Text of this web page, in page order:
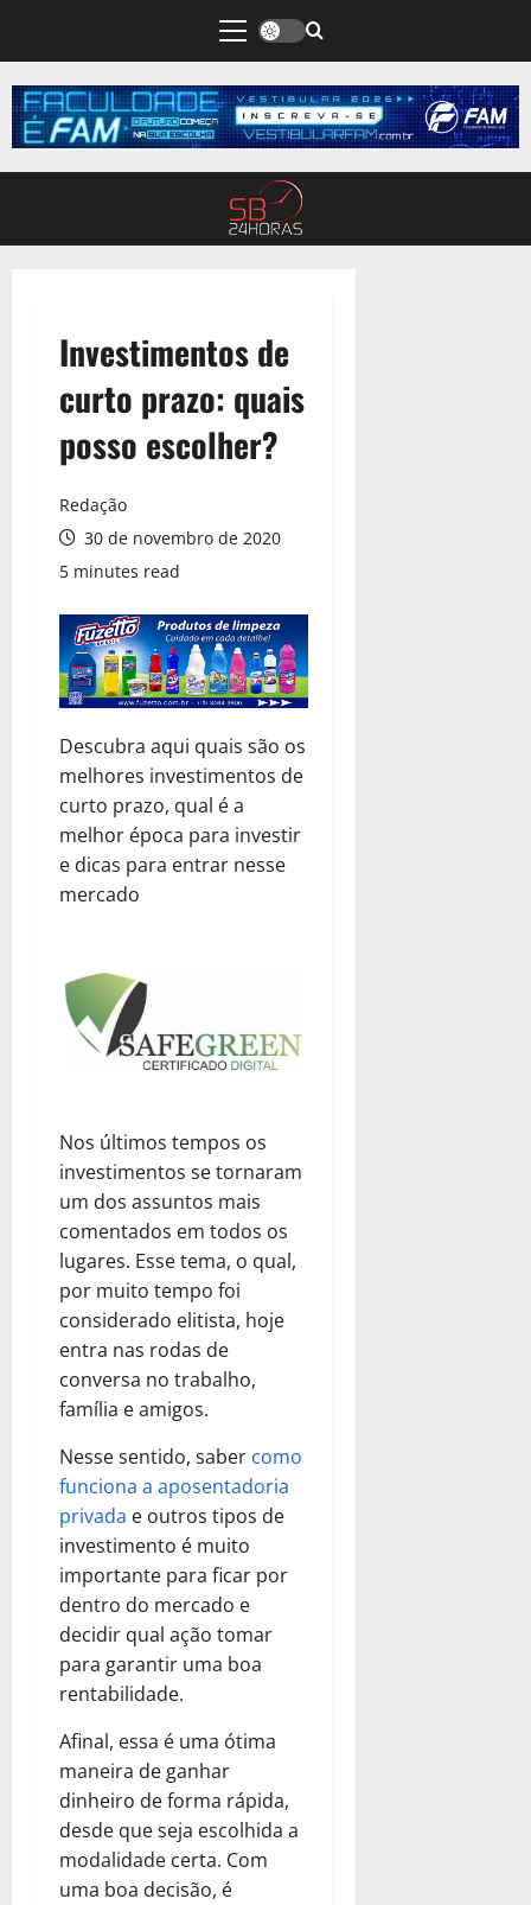
Investimentos de
curto prazo: quais
posso escolher?
Redação
30 de novembro de 2020
5 minutes read
Descubra aqui quais são os
melhores investimentos de
curto prazo, qual é a
melhor época para investir
e dicas para entrar nesse
mercado
Nos últimos tempos os
investimentos se tornaram
um dos assuntos mais
comentados em todos os
lugares. Esse tema, o qual,
por muito tempo foi
considerado elitista, hoje
entra nas rodas de
conversa no trabalho,
família e amigos.
Nesse sentido, saber como
funciona a aposentadoria
privada e outros tipos de
investimento é muito
importante para ficar por
dentro do mercado e
decidir qual ação tomar
para garantir uma boa
rentabilidade.
Afinal, essa é uma ótima
maneira de ganhar
dinheiro de forma rápida,
desde que seja escolhida a
modalidade certa. Com
uma boa decisão, é